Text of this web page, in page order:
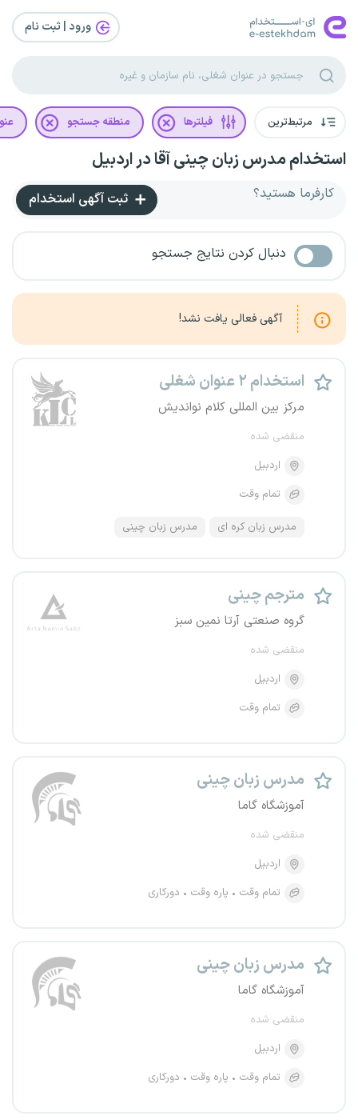
ورود | ثبت‌ نام
مرتبط‌ترین فیلترها منطقه جستجو
استخدام مدرس زبان چینی آقا در اردبیل
کارفرما هستید؟ ثبت آگهی استخدام
دنبال کردن نتایج جستجو
آگهی فعالی یافت نشد!
استخدام ۲ عنوان شغلی
مرکز بین المللی کلام نواندیش
منقضی شده
اردبیل
تمام وقت
مدرس زبان کره ای مدرس زبان چینی
مترجم چینی
گروه صنعتی آرتا نمین سبز
منقضی شده
اردبیل
تمام وقت
مدرس زبان چینی
آموزشگاه گاما
منقضی شده
اردبیل
تمام وقت
پاره وقت دورکاری
مدرس زبان چینی
آموزشگاه گاما
منقضی شده
اردبیل
تمام وقت
پاره وقت دورکاری